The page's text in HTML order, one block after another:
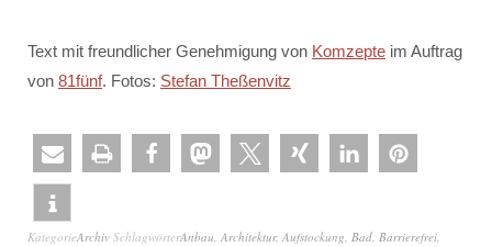
Text mit freundlicher Genehmigung von Komzepte im Auftrag
von 81fünf. Fotos: Stefan Theßenvitz
KategorieArchiv SchlagwörterAnbau, Architektur, Aufstockung, Bad, Barrierefrei,